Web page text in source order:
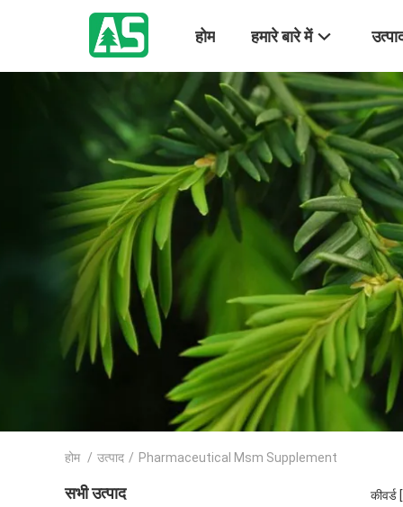
होम हमारे बारे में
होम / उत्पाद / Pharmaceutical Msm Supplement
सभी उत्पाद